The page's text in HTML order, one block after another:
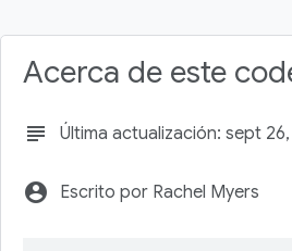
Requisitos previos
Actividades
Obtén el código fuente
Acerca de este
subject Última actualización: sept
account_circle Escrito por Rachel Myers